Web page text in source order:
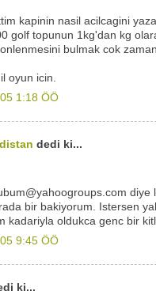
kapinin nasil acilcagini
golf topunun 1kg'dan kg
bulmak cok
oyun icin.
1:18 ÖÖ
dedi ki...
diye
bir bakiyorum. Istersen
kadariyla oldukca genc bir
9:45 ÖÖ
ki...